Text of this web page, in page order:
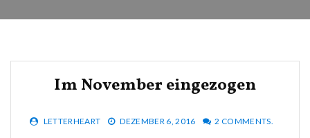
Im November eingezogen
LETTERHEART DEZEMBER 6, 2016 2 COMMENTS.